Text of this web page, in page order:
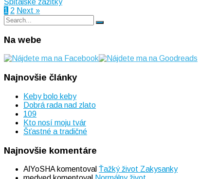
Špitálske zážitky
Stránkovanie
príspevkov
1 2 Next »
Search
for:
Search
Na webe
Najnovšie články
Keby bolo keby
Dobrá rada nad zlato
109
Kto nosí moju tvár
Šťastné a tradičné
Najnovšie komentáre
AlYoSHAkomentoval Ťažký život Zakysanky